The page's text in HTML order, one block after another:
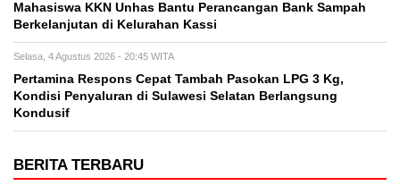
Mahasiswa KKN Unhas Bantu Perancangan Bank Sampah
Berkelanjutan di Kelurahan Kassi
Selasa, 4 Agustus 2026 - 20:45 WITA
Pertamina Respons Cepat Tambah Pasokan LPG 3 Kg,
Kondisi Penyaluran di Sulawesi Selatan Berlangsung
Kondusif
BERITA TERBARU